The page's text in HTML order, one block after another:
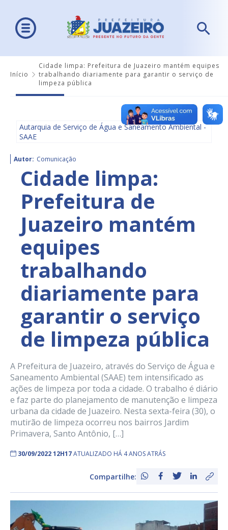
Início
Cidade limpa: Prefeitura de Juazeiro mantém equipes
trabalhando diariamente para garantir o serviço de
limpeza pública
Autarquia de Serviço de Água e Saneamento Ambiental -
SAAE
Autor: Comunicação
Cidade limpa:
Prefeitura de
Juazeiro mantém
equipes
trabalhando
diariamente para
garantir o serviço
de limpeza pública
A Prefeitura de Juazeiro, através do Serviço de Água e
Saneamento Ambiental (SAAE) tem intensificado as
ações de limpeza por toda a cidade. O trabalho é diário
e faz parte do planejamento de manutenção e limpeza
urbana da cidade de Juazeiro. Nesta sexta-feira (30), o
mutirão de limpeza ocorreu nos bairros Jardim
Primavera, Santo Antônio, […]
30/09/2022 12H17ATUALIZADO HÁ 4 ANOS ATRÁS
Compartilhe: